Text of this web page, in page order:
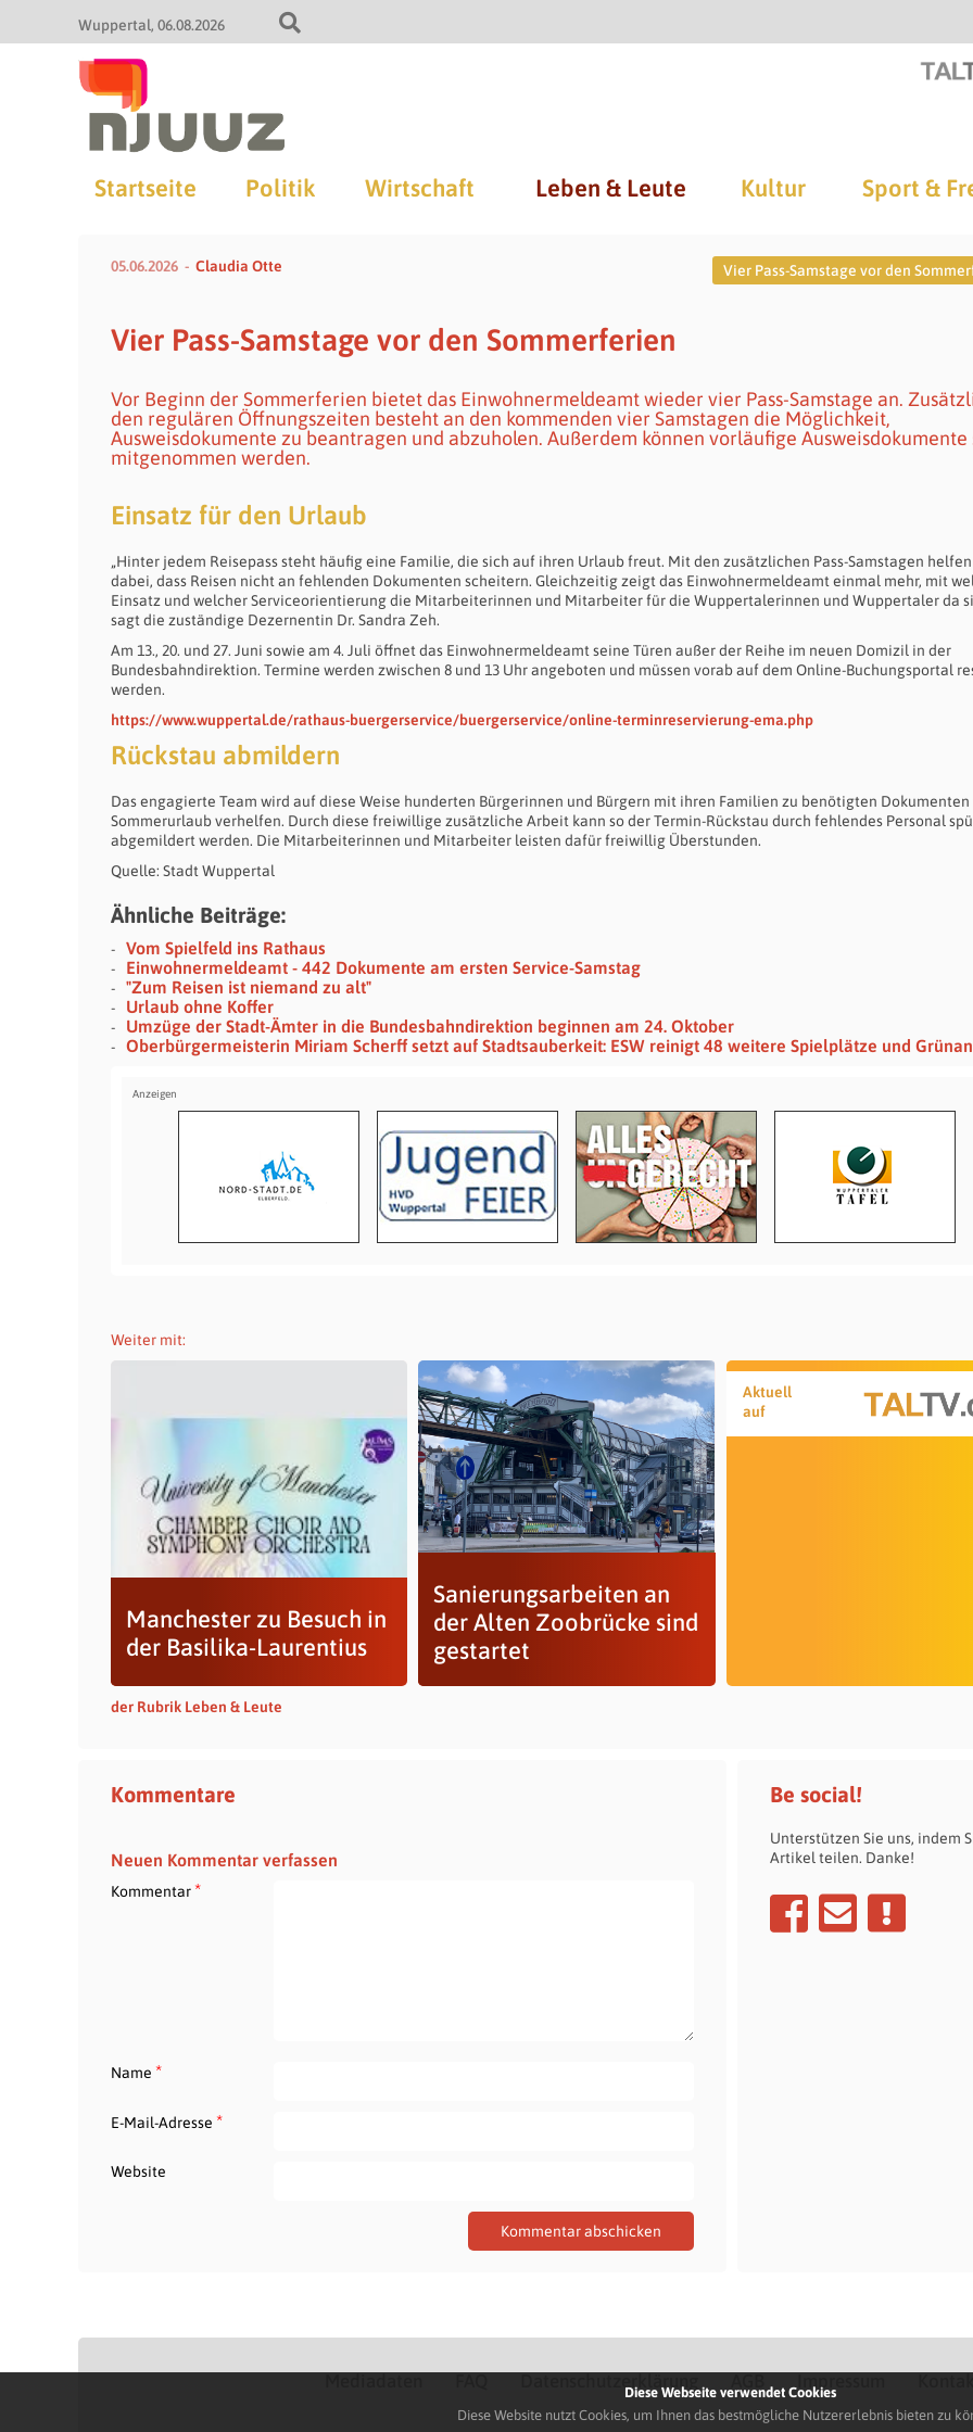
Wuppertal 06.08.2026
Startseite Politik Wirtschaft Leben & Leute Kultur Sport &
05.06.2026 Claudia Otte Vier Pass-Samstage vor den
Vier Pass-Samstage vor den Sommerferien
Vor Beginn der Sommerferien bietet das Einwohnermeldeamt wieder vier Pass-Samstage an.
den regulären Öffnungszeiten besteht an den kommenden vier Samstagen die Möglichkeit,
Ausweisdokumente zu beantragen und abzuholen. Außerdem können vorläufige
mitgenommen werden.
Einsatz für den Urlaub
„Hinter jedem Reisepass steht häufig eine Familie, die sich auf ihren Urlaub freut. Mit den zusätzlichen Pass-Samstagen
dabei, dass Reisen nicht an fehlenden Dokumenten scheitern. Gleichzeitig zeigt das Einwohnermeldeamt einmal mehr, mit
Einsatz und welcher Serviceorientierung die Mitarbeiterinnen und Mitarbeiter für die Wuppertalerinnen und Wuppertaler da
sagt die zuständige Dezernentin Dr. Sandra Zeh.
Am 13., 20. und 27. Juni sowie am 4. Juli öffnet das Einwohnermeldeamt seine Türen außer der Reihe im neuen Domizil in der
Bundesbahndirektion. Termine werden zwischen 8 und 13 Uhr angeboten und müssen vorab auf dem Online-Buchungsportal
werden.
https://www.wuppertal.de/rathaus-buergerservice/buergerservice/online-terminreservierung-ema.php
Rückstau abmildern
Das engagierte Team wird auf diese Weise hunderten Bürgerinnen und Bürgern mit ihren Familien zu benötigten Dokumenten
Sommerurlaub verhelfen. Durch diese freiwillige zusätzliche Arbeit kann so der Termin-Rückstau durch fehlendes Personal
abgemildert werden. Die Mitarbeiterinnen und Mitarbeiter leisten dafür freiwillig Überstunden.
Quelle: Stadt Wuppertal
Ähnliche Beiträge:
Vom Spielfeld ins Rathaus
Einwohnermeldeamt - 442 Dokumente am ersten Service-Samstag
"Zum Reisen ist niemand zu alt"
Urlaub ohne Koffer
Umzüge der Stadt-Ämter in die Bundesbahndirektion beginnen am 24. Oktober
Oberbürgermeisterin Miriam Scherff setzt auf Stadtsauberkeit: ESW reinigt 48 weitere Spielplätze und
Weiter mit:
Manchester zu Besuch in
der Basilika-Laurentius
Sanierungsarbeiten an
der Alten Zoobrücke sind
gestartet
Aktuell
auf
der Rubrik Leben & Leute
Kommentare
Neuen Kommentar verfassen
Kommentar*
Name *
E-Mail-Adresse *
Website
Be social!
Unterstützen Sie uns, indem
Artikel teilen. Danke!
Datenschutzerklärung Impressum
Diese Webseite verwendet Cookies
Diese Website nutzt Cookies, um Ihnen das bestmögliche Nutzererlebnis bieten zu